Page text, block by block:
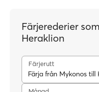
Färjerederier
Heraklion
Färjerutt
Färja från Mykonos till